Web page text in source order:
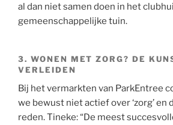
al dan niet samen doen in het
gemeenschappelijke tuin.
3. WONEN MET ZORG? DE
VERLEIDEN
Bij het vermarkten van ParkEntree
we bewust niet actief over ‘zorg’ en
reden. Tineke: “De meest